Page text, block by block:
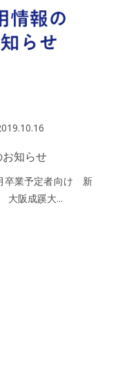
知らせ
卒業予定者向け 新
大阪成蹊大...